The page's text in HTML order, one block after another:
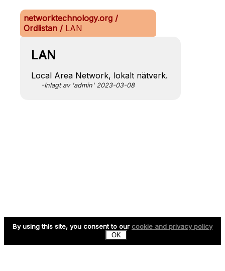
networktechnology.org /
Ordlistan / LAN
LAN
Local Area Network, lokalt nätverk.
-Inlagt av 'admin' 2023-03-08
By using this site, you consent to our cookie and privacy policy